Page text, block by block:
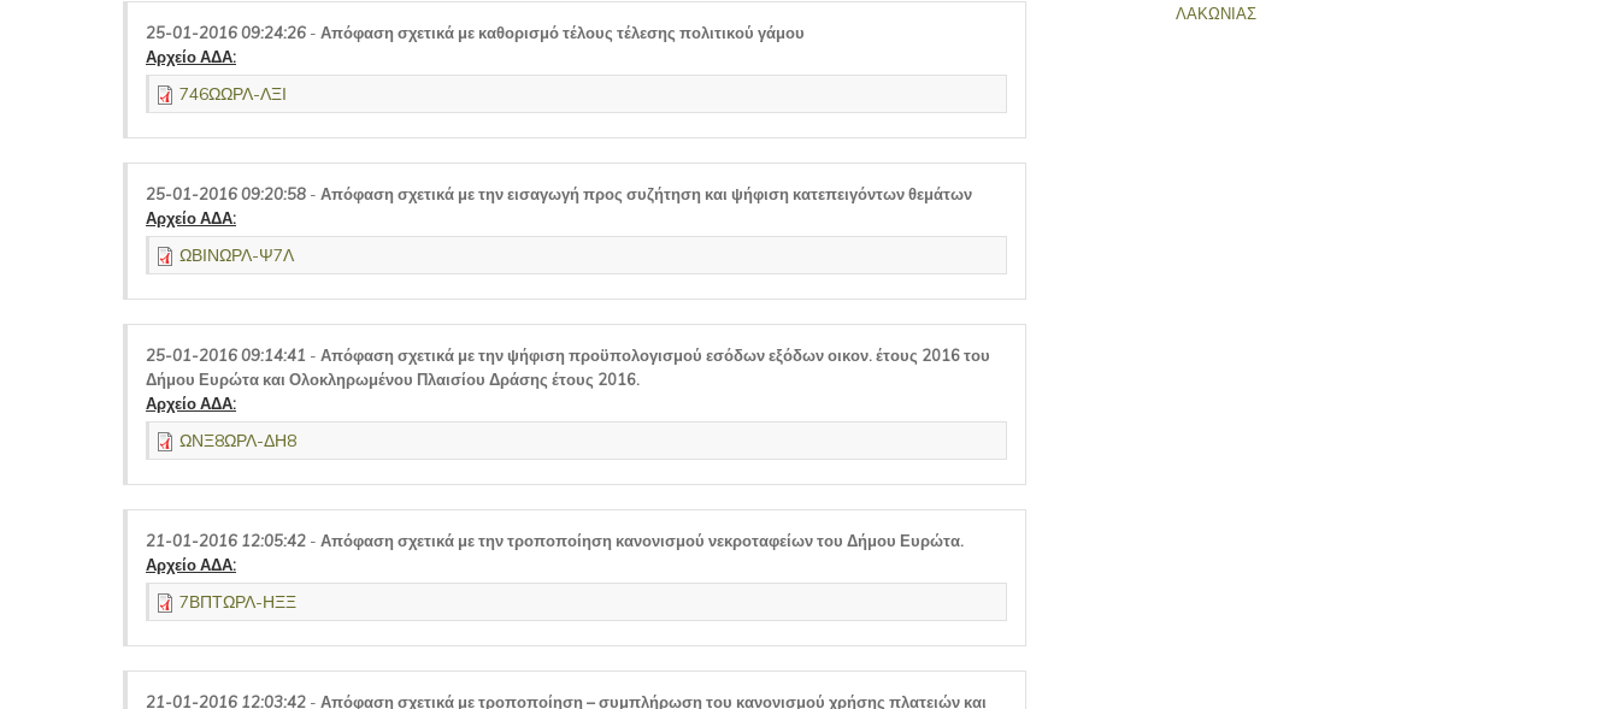
25-01-2016 09:24:26 - Απόφαση σχετικά με καθορισμό τέλους τέλεσης πολιτικού γάμου
Αρχείο ΑΔΑ:
746ΩΩΡΛ-ΛΞΙ
25-01-2016 09:20:58 - Απόφαση σχετικά με την εισαγωγή προς συζήτηση και ψήφιση κατεπειγόντων θεμάτων
Αρχείο ΑΔΑ:
ΩΒΙΝΩΡΛ-Ψ7Λ
25-01-2016 09:14:41 - Απόφαση σχετικά με την ψήφιση προϋπολογισμού εσόδων εξόδων οικον. έτους 2016 του
Δήμου Ευρώτα και Ολοκληρωμένου Πλαισίου Δράσης έτους 2016.
Αρχείο ΑΔΑ:
ΩΝΞ8ΩΡΛ-ΔΗ8
21-01-2016 12:05:42 - Απόφαση σχετικά με την τροποποίηση κανονισμού νεκροταφείων του Δήμου Ευρώτα.
Αρχείο ΑΔΑ:
7ΒΠΤΩΡΛ-ΗΞΞ
21-01-2016 12:03:42 - Απόφαση σχετικά με τροποποίηση – συμπλήρωση του κανονισμού χρήσης πλατειών και
ΛΑΚΩΝΙΑΣ